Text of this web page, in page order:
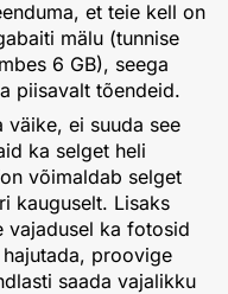
et teie kell on
mälu (tunnise
6 GB), seega
piisavalt tõendeid.
väike, ei suuda see
ka selget heli
võimaldab selget
kauguselt. Lisaks
vajadusel ka fotosid
proovige
saada vajalikku